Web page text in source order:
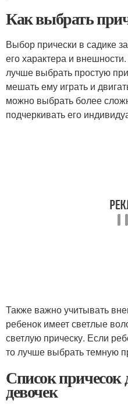
Как выбрать
Выбор прически в садике
его характера и
лучше выбрать простую
мешать ему играть и
можно выбрать более
подчеркивать его
Также важно учитывать
ребенок имеет светлые
светлую прическу. Если
то лучше выбрать темную
Список
девочек